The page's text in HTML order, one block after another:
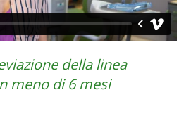
della linea
meno di 6 mesi